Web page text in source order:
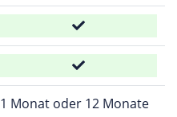
1 Monat oder 12 Monate